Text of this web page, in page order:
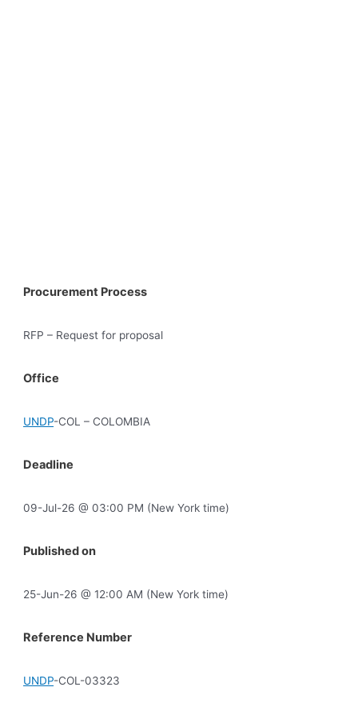
Procurement Process
RFP – Request for proposal
Office
UNDP-COL – COLOMBIA
Deadline
09-Jul-26 @ 03:00 PM (New York time)
Published on
25-Jun-26 @ 12:00 AM (New York time)
Reference Number
UNDP-COL-03323